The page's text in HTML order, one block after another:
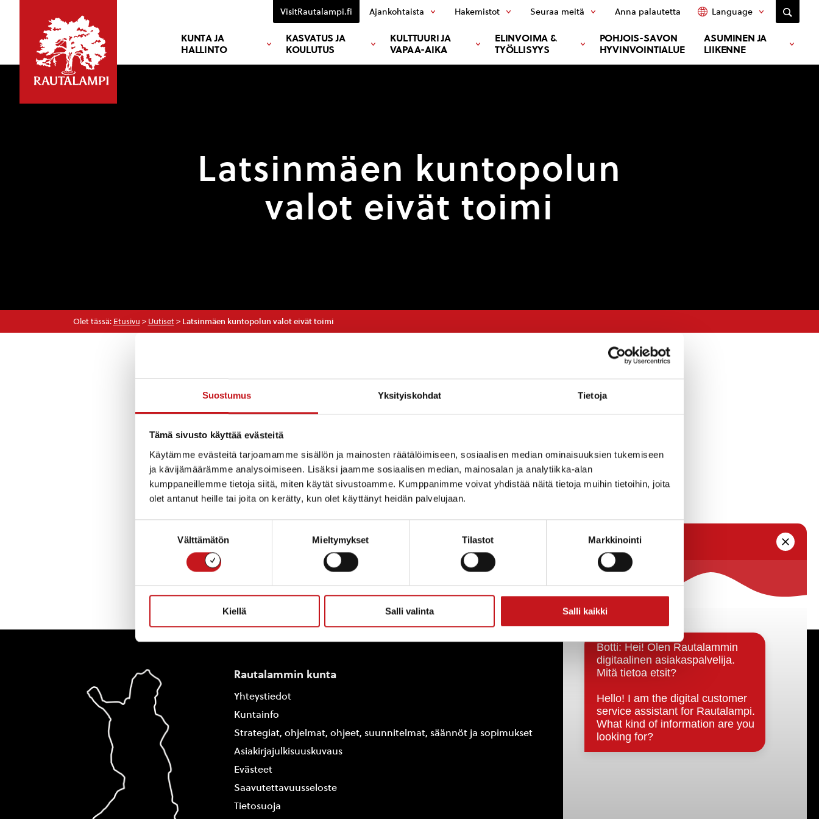
Suostumus Yksityiskohdat Tietoja
Tämä sivusto käyttää evästeitä
Käytämme evästeitä tarjoamamme sisällön ja mainosten räätälöimiseen, sosiaalisen median ominaisuuksien tukemiseen
ja kävijämäärämme analysoimiseen. Lisäksi jaamme sosiaalisen median, mainosalan ja analytiikka-alan
kumppaneillemme tietoja siitä, miten käytät sivustoamme. Kumppanimme voivat yhdistää näitä tietoja muihin tietoihin, joita
olet antanut heille tai joita on kerätty, kun olet käyttänyt heidän palvelujaan.
Välttämätön Mieltymykset Tilastot Markkinointi
Kiellä Salli valinta Salli kaikki
KUNTA JA
HALLINTO
KASVATUS JA
KOULUTUS
KULTTUURI JA
VAPAA-AIKA
ELINVOIMA &
TYÖLLISYYS
POHJOIS-SAVON
HYVINVOINTIALUE
ASUMINEN JA
LIIKENNE
VisitRautalampi.fi Ajankohtaista Hakemistot Seuraa meitä Anna palautetta Language
Latsinmäen kuntopolun
valot eivät toimi
Olet tässä: Etusivu > Uutiset> Latsinmäen kuntopolun valot eivät toimi
Viankorjaus on tilattu. Kuntopolun valot ovat toiminnassa maanantai-iltaan
mennessä.
Kuntopolun valot ovat toiminnassa maanantai-iltaan mennessä. Tekninen osasto
pahoittelee häiriöitä.
« Uutishuone
Rautalammin kunta
Yhteystiedot
Kuntainfo
Strategiat, ohjelmat, ohjeet, suunnitelmat, säännöt ja sopimukset
Asiakirjajulkisuuskuvaus
Evästeet
Saavutettavuusseloste
Tietosuoja
Päätöksenteko ja lähidemokratia
Päätökset, esityslistat & pöytäkirjat
Hallinto
Kunnanhallitus
Kunnanvaltuusto